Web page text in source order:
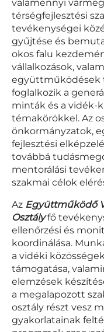
valamennyi
térségfejlesztési
tevékenységei
gyűjtése és
okos falu
vállalkozások,
együttműködések
foglalkozik a
minták és a vidék-
témakörökkel. Az
önkormányzatok,
fejlesztési
továbbá
mentorálási
szakmai célok
Az Együttműködő
Osztályfő
ellenőrzési és
koordinálása.
a vidéki
támogatása,
elemzések
a megalapozott
osztály részt vesz
gyakorlatainak